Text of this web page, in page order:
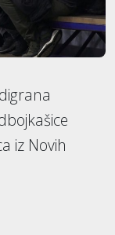
iz Novih